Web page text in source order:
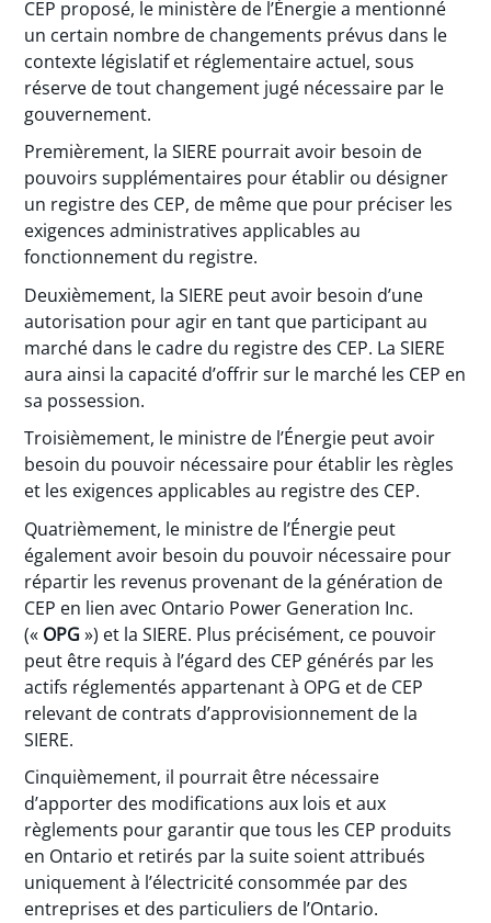
CEP proposé, le ministère de l’Énergie a mentionné
un certain nombre de changements prévus dans le
contexte législatif et réglementaire actuel, sous
réserve de tout changement jugé nécessaire par le
gouvernement.
Premièrement, la SIERE pourrait avoir besoin de
pouvoirs supplémentaires pour établir ou désigner
un registre des CEP, de même que pour préciser les
exigences administratives applicables au
fonctionnement du registre.
Deuxièmement, la SIERE peut avoir besoin d’une
autorisation pour agir en tant que participant au
marché dans le cadre du registre des CEP. La SIERE
aura ainsi la capacité d’offrir sur le marché les CEP en
sa possession.
Troisièmement, le ministre de l’Énergie peut avoir
besoin du pouvoir nécessaire pour établir les règles
et les exigences applicables au registre des CEP.
Quatrièmement, le ministre de l’Énergie peut
également avoir besoin du pouvoir nécessaire pour
répartir les revenus provenant de la génération de
CEP en lien avec Ontario Power Generation Inc.
(« OPG ») et la SIERE. Plus précisément, ce pouvoir
peut être requis à l’égard des CEP générés par les
actifs réglementés appartenant à OPG et de CEP
relevant de contrats d’approvisionnement de la
SIERE.
Cinquièmement, il pourrait être nécessaire
d’apporter des modifications aux lois et aux
règlements pour garantir que tous les CEP produits
en Ontario et retirés par la suite soient attribués
uniquement à l’électricité consommée par des
entreprises et des particuliers de l’Ontario.